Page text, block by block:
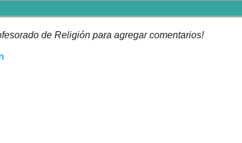
de Religión para agregar comentarios!